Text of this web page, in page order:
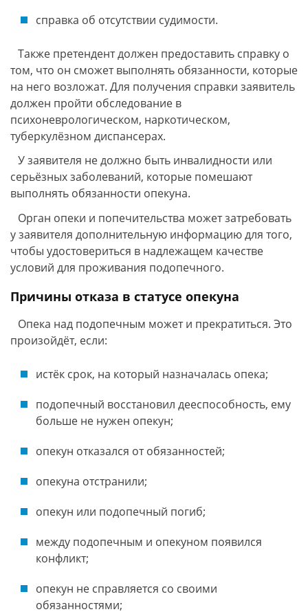
справка об отсутствии судимости.
Также претендент должен предоставить справку о
том, что он сможет выполнять обязанности, которые
на него возложат. Для получения справки заявитель
должен пройти обследование в
психоневрологическом, наркотическом,
туберкулёзном диспансерах.
У заявителя не должно быть инвалидности или
серьёзных заболеваний, которые помешают
выполнять обязанности опекуна.
Орган опеки и попечительства может затребовать
у заявителя дополнительную информацию для того,
чтобы удостовериться в надлежащем качестве
условий для проживания подопечного.
Причины отказа в статусе опекуна
Опека над подопечным может и прекратиться. Это
произойдёт, если:
истёк срок, на который назначалась опека;
подопечный восстановил дееспособность, ему
больше не нужен опекун;
опекун отказался от обязанностей;
опекуна отстранили;
опекун или подопечный погиб;
между подопечным и опекуном появился
конфликт;
опекун не справляется со своими
обязанностями;